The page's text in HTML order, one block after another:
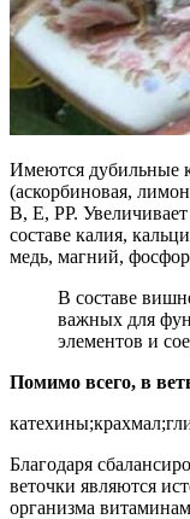
Имеются дубильные
(аскорбиновая,
В, Е, РР. Увеличивает
составе калия,
медь, магний,
В составе
важных для
элементов и
Помимо всего, в
Благодаря
веточки являются
организма